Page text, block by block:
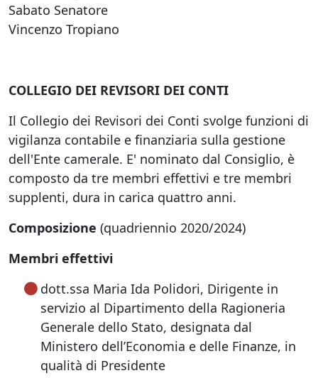
Sabato Senatore
Vincenzo Tropiano
COLLEGIO DEI REVISORI DEI CONTI
Il Collegio dei Revisori dei Conti svolge funzioni di
vigilanza contabile e finanziaria sulla gestione
dell'Ente camerale. E' nominato dal Consiglio, è
composto da tre membri effettivi e tre membri
supplenti, dura in carica quattro anni.
Composizione (quadriennio 2020/2024)
Membri effettivi
dott.ssa Maria Ida Polidori, Dirigente in
servizio al Dipartimento della Ragioneria
Generale dello Stato, designata dal
Ministero dell’Economia e delle Finanze, in
qualità di Presidente